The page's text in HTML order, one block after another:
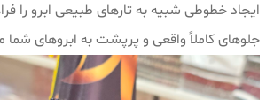
ایجاد خطوطی شبیه به تارهای طبیعی ابرو را
جلوهای کاملاً واقعی و پرپشت به ابروهای